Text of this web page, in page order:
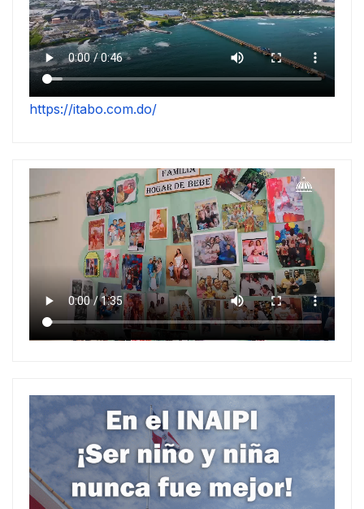
https://itabo.com.do/